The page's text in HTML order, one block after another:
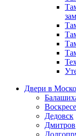
Двери в
Дедовск
Дмитров